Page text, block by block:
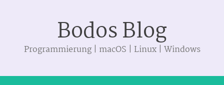
springen
Bodos Blog
Programmierung | macOS | Linux | Windows